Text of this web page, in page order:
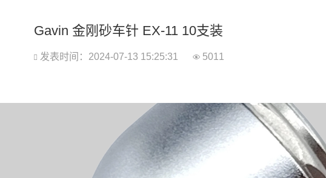
Gavin 金刚砂车针 EX-11 10支装
 发表时间：2024-07-13 15:25:31 5011